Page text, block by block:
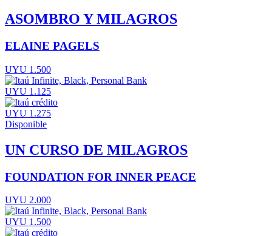
ASOMBRO Y MILAGROS
ELAINE PAGELS
UYU 1.500
UYU 1.125
UYU 1.275
Disponible
UN CURSO DE MILAGROS
FOUNDATION FOR INNER PEACE
UYU 2.000
UYU 1.500